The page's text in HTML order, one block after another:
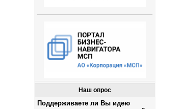
Наш опрос
Поддерживаете ли Вы идею